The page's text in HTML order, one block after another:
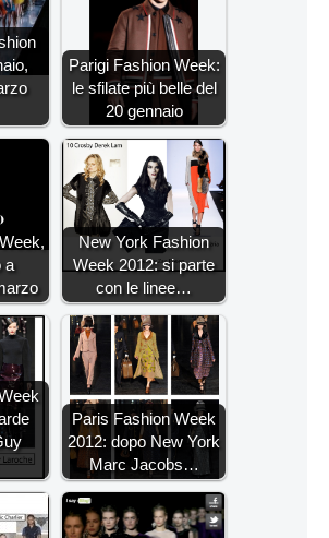
Parigi Fashion Week:
le sfilate più belle del
20 gennaio
a
New York Fashion
Week 2012: si parte
con le linee…
Paris Fashion Week
2012: dopo New York
Marc Jacobs…